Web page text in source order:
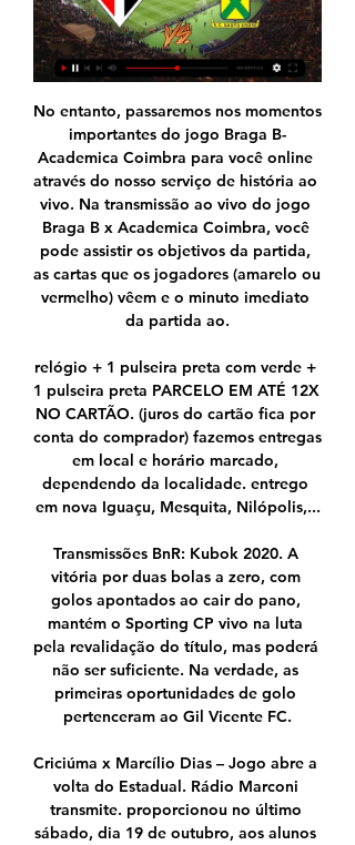
No entanto, passaremos nos momentos
importantes do jogo Braga B-
Academica Coimbra para você online
através do nosso serviço de história ao
vivo. Na transmissão ao vivo do jogo
Braga B x Academica Coimbra, você
pode assistir os objetivos da partida,
as cartas que os jogadores (amarelo ou
vermelho) vêem e o minuto imediato
da partida ao.
relógio + 1 pulseira preta com verde +
1 pulseira preta PARCELO EM ATÉ 12X
NO CARTÃO. (juros do cartão fica por
conta do comprador) fazemos entregas
em local e horário marcado,
dependendo da localidade. entrego
em nova Iguaçu, Mesquita, Nilópolis,...
Transmissões BnR: Kubok 2020. A
vitória por duas bolas a zero, com
golos apontados ao cair do pano,
mantém o Sporting CP vivo na luta
pela revalidação do título, mas poderá
não ser suficiente. Na verdade, as
primeiras oportunidades de golo
pertenceram ao Gil Vicente FC.
Criciúma x Marcílio Dias – Jogo abre a
volta do Estadual. Rádio Marconi
transmite. proporcionou no último
sábado, dia 19 de outubro, aos alunos